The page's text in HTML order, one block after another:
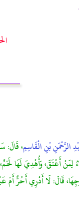
الرَّحْمَنِ بْنِ الْقَاسِمِ، قَالَ:
لِمَنْ أَعْتَقَ، وَأُهْدِيَ
قَالَ: لَا أَدْرِي أَحُرٌّ أَمْ